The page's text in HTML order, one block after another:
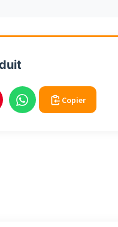
Copier